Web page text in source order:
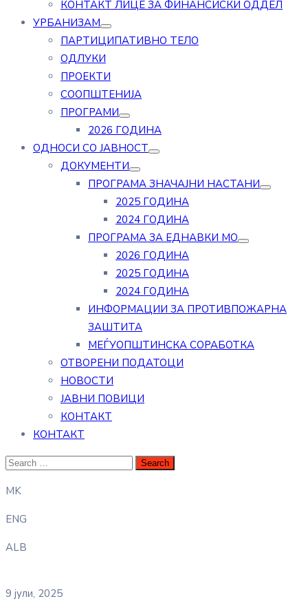
КОНТАКТ ЛИЦЕ ЗА ФИНАНСИСКИ ОДДЕЛ
УРБАНИЗАМ
ПАРТИЦИПАТИВНО ТЕЛО
ОДЛУКИ
ПРОЕКТИ
СООПШТЕНИЈА
ПРОГРАМИ
2026 ГОДИНА
ОДНОСИ СО ЈАВНОСТ
ДОКУМЕНТИ
ПРОГРАМА ЗНАЧАЈНИ НАСТАНИ
2025 ГОДИНА
2024 ГОДИНА
ПРОГРАМА ЗА ЕДНАВКИ МО
2026 ГОДИНА
2025 ГОДИНА
2024 ГОДИНА
ИНФОРМАЦИИ ЗА ПРОТИВПОЖАРНА
ЗАШТИТА
МЕЃУОПШТИНСКА СОРАБОТКА
ОТВОРЕНИ ПОДАТОЦИ
НОВОСТИ
ЈАВНИ ПОВИЦИ
КОНТАКТ
КОНТАКТ
MK
ENG
ALB
9 јули, 2025